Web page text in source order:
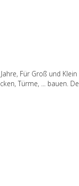
Für Groß und Klein
Türme, ... bauen.